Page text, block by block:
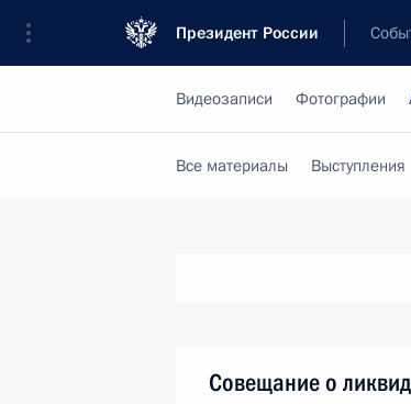
Президент России
Видеозаписи Фотографии
Все материалы Выступления
Совещание о